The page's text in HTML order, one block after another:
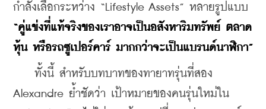
“คู่แข่งที่แท้จริงของเราอาจเป็นอสังหาริมทรัพย์ ตลาด
หุ้น หรือรถซูเปอร์คาร์ มากกว่าจะเป็นแบรนด์นาฬิกา”
ทั้งนี้ สำหรับบทบาทของทายาทรุ่นที่สอง
Alexandre ย้ำชัดว่า เป้าหมายของคนรุ่นใหม่ใน